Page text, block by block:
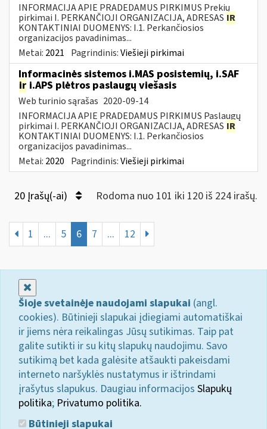
INFORMACIJA APIE PRADEDAMUS PIRKIMUS Prekių
pirkimai I. PERKANČIOJI ORGANIZACIJA, ADRESAS IR
KONTAKTINIAI DUOMENYS: I.1. Perkančiosios
organizacijos pavadinimas...
Metai: 2021 Pagrindinis:Viešieji pirkimai
Informacinės sistemos i.MAS posistemių, i.SAF
ir i.APS plėtros paslaugų viešasis
Web turinio sąrašas 2020-09-14
INFORMACIJA APIE PRADEDAMUS PIRKIMUS Paslaugų
pirkimai I. PERKANČIOJI ORGANIZACIJA, ADRESAS IR
KONTAKTINIAI DUOMENYS: I.1. Perkančiosios
organizacijos pavadinimas...
Metai: 2020 Pagrindinis:Viešieji pirkimai
20 Įrašų(-ai) Rodoma nuo 101 iki 120 iš 224 irašų.
1 ... 5 6 7 ... 12
Šioje svetainėje naudojami slapukai (angl.
cookies). Būtinieji slapukai įdiegiami automatiškai
ir jiems nėra reikalingas Jūsų sutikimas. Taip pat
galite sutikti ir su kitų slapukų naudojimu. Savo
sutikimą bet kada galėsite atšaukti pakeisdami
interneto naršyklės nustatymus ir ištrindami
įrašytus slapukus. Daugiau informacijos Slapukų
politika; Privatumo politika.
Būtinieji slapukai